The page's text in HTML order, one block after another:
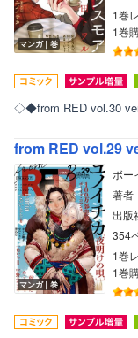
マンガ｜巻
1巻
1巻
◇◆from RED vol.30
from RED vol.29
マンガ｜巻
ボー
著者
出版
354
1巻
1巻